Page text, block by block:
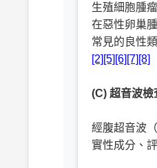
生殖細胞腫
在惡性卵巢
常見的良性
[2] [5] [6] [7] [8]
(C) 超音波
經腹超音波
實性成分、